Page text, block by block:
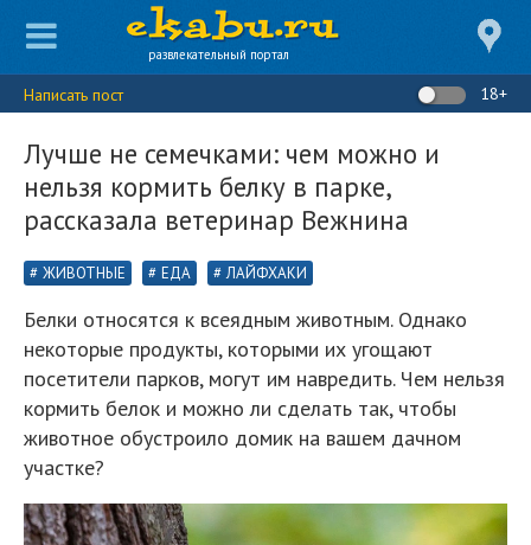
развлекательный портал
Написать пост 18+
Лучше не семечками: чем можно и
нельзя кормить белку в парке,
рассказала ветеринар Вежнина
ЖИВОТНЫЕ ЕДА ЛАЙФХАКИ
Белки относятся к всеядным животным. Однако
некоторые продукты, которыми их угощают
посетители парков, могут им навредить. Чем нельзя
кормить белок и можно ли сделать так, чтобы
животное обустроило домик на вашем дачном
участке?